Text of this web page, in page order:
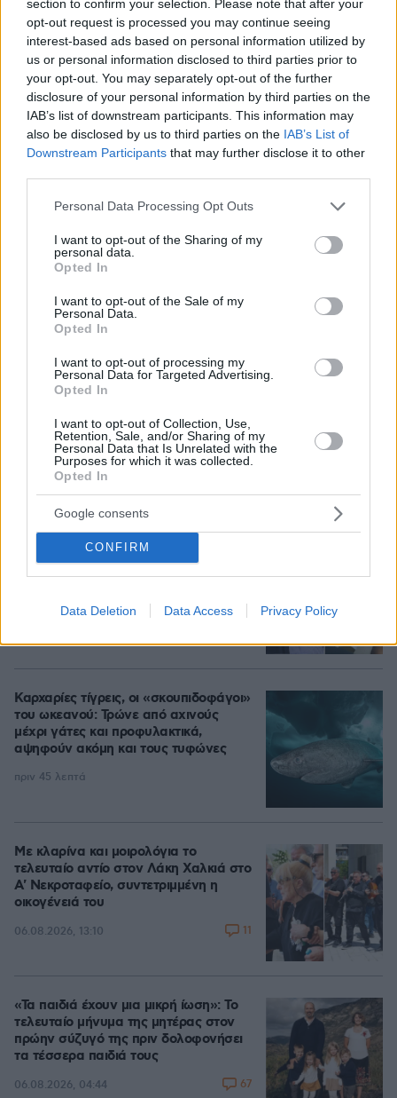
section to confirm your selection. Please note that after your
opt-out request is processed you may continue seeing
interest-based ads based on personal information utilized by
us or personal information disclosed to third parties prior to
your opt-out. You may separately opt-out of the further
disclosure of your personal information by third parties on the
IAB’s list of downstream participants. This information may
also be disclosed by us to third parties on the IAB’s List of
Downstream Participants that may further disclose it to other
Please note that this website/app uses one or more Google
not limited to your visit or usage behaviour. You may click to
grant or deny consent to Google and its third-party tags to
use your data for below specified purposes in below Google
consent section.
Personal Data Processing Opt Outs
I want to opt-out of the Sharing of my
personal data.
Opted In
I want to opt-out of the Sale of my
Personal Data.
Opted In
I want to opt-out of processing my
Personal Data for Targeted Advertising.
Opted In
I want to opt-out of Collection, Use,
Retention, Sale, and/or Sharing of my
Personal Data that Is Unrelated with the
Purposes for which it was collected.
Opted In
Google consents
CONFIRM
Data Deletion Data Access Privacy Policy
Νεαρή γυναίκα με ακατέργαστη ομορφιά από την
Αιθιοπία έγινε viral, δείτε την εντυπωσιακή
μεταμόρφωσή της από μακιγιέρ
06.08.2026, 09:18
Μυστήριο με το ραντεβού Πεζεσκιάν -
Χαμενεϊ στην Τεχεράνη: Βρέθηκαν σε
ένα σκοτεινό αυτοκίνητο, άκουγαν,
Καρχαρίες τίγρεις, οι «σκουπιδοφάγοι»
του ωκεανού: Τρώνε από αχινούς
μέχρι γάτες και προφυλακτικά,
αψηφούν ακόμη και τους τυφώνες
πριν 45 λεπτά
Με κλαρίνα και μοιρολόγια το
τελευταίο αντίο στον Λάκη Χαλκιά στο
A' Νεκροταφείο, συντετριμμένη η
οικογένειά του
06.08.2026, 13:10 11
«Τα παιδιά έχουν μια μικρή ίωση»: Το
τελευταίο μήνυμα της μητέρας στον
πρώην σύζυγό της πριν δολοφονήσει
τα τέσσερα παιδιά τους
06.08.2026, 04:44 67